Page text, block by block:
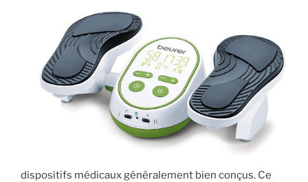
dispositifs médicaux généralement bien conçus. Ce